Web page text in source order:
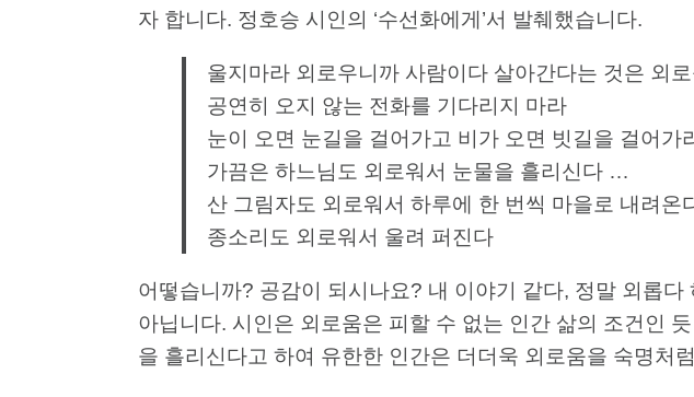
자 합니다. 정호승 시인의 ‘수선화에게’서 발췌했습니다.
울지마라 외로우니까 사람이다 살아간다는 것은 외
공연히 오지 않는 전화를 기다리지 마라
눈이 오면 눈길을 걸어가고 비가 오면 빗길을 걸어가
가끔은 하느님도 외로워서 눈물을 흘리신다 …
산 그림자도 외로워서 하루에 한 번씩 마을로 내려온
종소리도 외로워서 울려 퍼진다
어떻습니까? 공감이 되시나요? 내 이야기 같다, 정말 외롭
아닙니다. 시인은 외로움은 피할 수 없는 인간 삶의 조건인
을 흘리신다고 하여 유한한 인간은 더더욱 외로움을 숙명처